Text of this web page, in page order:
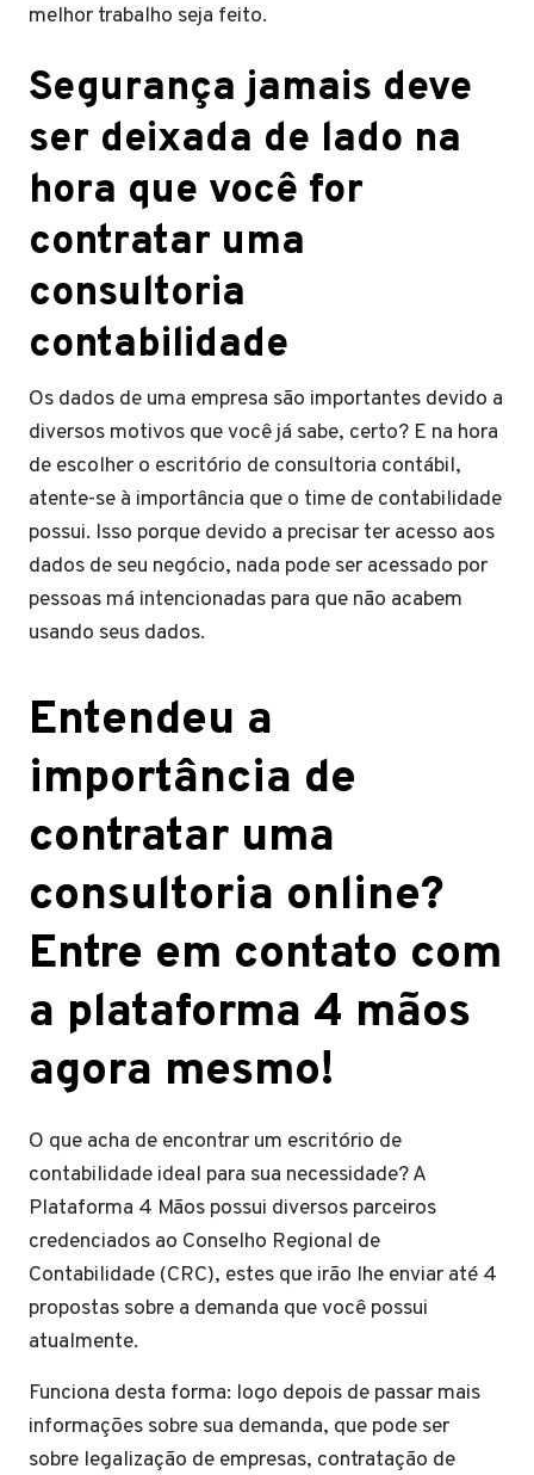
melhor trabalho seja feito.
Segurança jamais deve
ser deixada de lado na
hora que você for
contratar uma
consultoria
contabilidade
Os dados de uma empresa são importantes devido a
diversos motivos que você já sabe, certo? E na hora
de escolher o escritório de consultoria contábil,
atente-se à importância que o time de contabilidade
possui. Isso porque devido a precisar ter acesso aos
dados de seu negócio, nada pode ser acessado por
pessoas má intencionadas para que não acabem
usando seus dados.
Entendeu a
importância de
contratar uma
consultoria online?
Entre em contato com
a plataforma 4 mãos
agora mesmo!
O que acha de encontrar um escritório de
contabilidade ideal para sua necessidade? A
Plataforma 4 Mãos possui diversos parceiros
credenciados ao Conselho Regional de
Contabilidade (CRC), estes que irão lhe enviar até 4
propostas sobre a demanda que você possui
atualmente.
Funciona desta forma: logo depois de passar mais
informações sobre sua demanda, que pode ser
sobre legalização de empresas, contratação de